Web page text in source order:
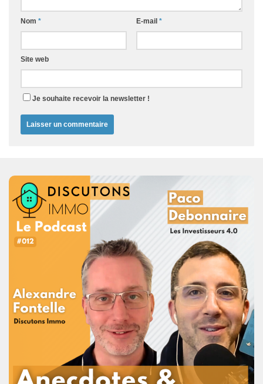
Nom * E-mail *
Site web
Je souhaite recevoir la newsletter !